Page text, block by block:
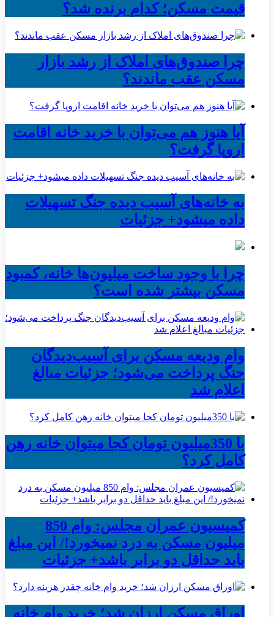
قیمت مسکن؛ کدام برنده شد؟
چرا صندوق‌های املاک از رشد بازار
مسکن عقب ماندند؟
آیا هنوز هم می‌توان با خرید خانه اقامت
اروپا گرفت؟
به خانه‌های آسیب دیده جنگ تسهیلات
داده میشود+ جزئیات
چرا با وجود ساخت میلیون‌ها خانه، کمبود
مسکن بیشتر شده است؟
وام ودیعه مسکن برای آسیب‌دیدگان
جنگ پرداخت می‌شود؛ جزئیات مبالغ
اعلام شد
با 350میلیون تومان کجا میتوان خانه رهن
کامل کرد؟
کمیسیون عمران مجلس: وام 850
میلیون مسکن به درد نمیخورد!/ این مبلغ
باید حداقل دو برابر باشد+ جزئیات
اوراق مسکن ارزان شد؛ خرید وام خانه